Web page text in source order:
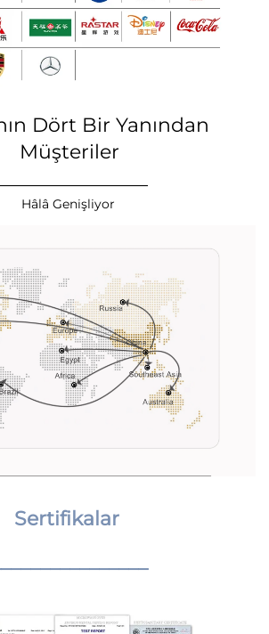
Dört Bir Yanından
Müşteriler
Hâlâ Genişliyor
Sertifikalar